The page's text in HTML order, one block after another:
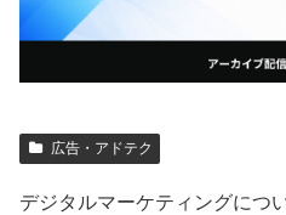
広告・アドテク
デジタルマーケティングにつ